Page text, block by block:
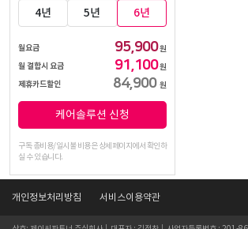
4년 5년 6년
월요금 95,900원
월 결합시 요금
91,100원
제휴카드할인
84,900 원
케어솔루션 신청
구독 총비용/일시불 비용은 상세페이지에서 확인하
실 수 있습니다.
개인정보처리방침 서비스이용약관